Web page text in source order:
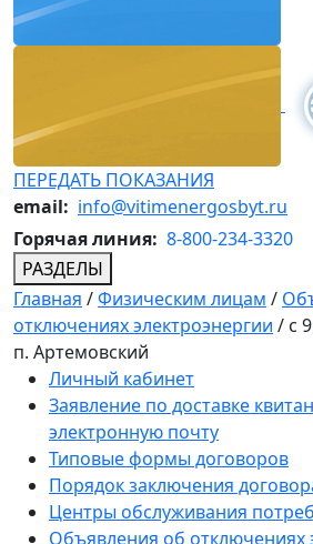
ПЕРЕДАТЬ ПОКАЗАНИЯ
email: info@vitimenergosbyt.ru
Горячая линия: 8-800-234-3320
РАЗДЕЛЫ
Главная /Физическим лицам /
отключениях электроэнергии / с
п. Артемовский
Личный кабинет
Заявление по доставке
электронную почту
Типовые формы договоров
Порядок заключения
Центры обслуживания
Объявления об отключениях